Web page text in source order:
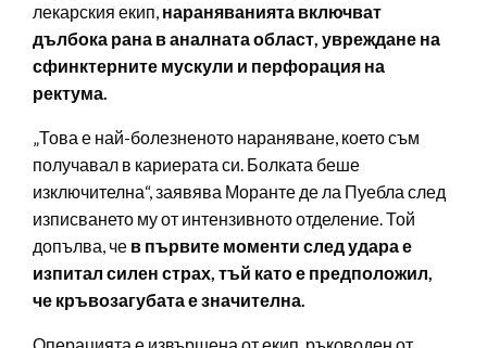
лекарския екип, нараняванията включват
дълбока рана в аналната област, увреждане на
сфинктерните мускули и перфорация на
ректума.
„Това е най-болезненото нараняване, което съм
получавал в кариерата си. Болката беше
изключителна“, заявява Моранте де ла Пуебла след
изписването му от интензивното отделение. Той
допълва, че в първите моменти след удара е
изпитал силен страх, тъй като е предположил,
че кръвозагубата е значителна.